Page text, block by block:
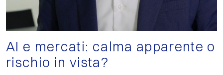
AI e mercati: calma apparente o
rischio in vista?